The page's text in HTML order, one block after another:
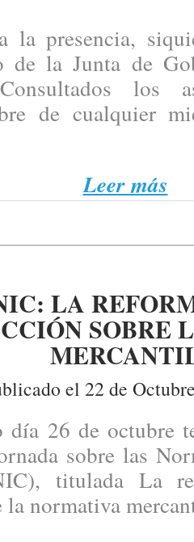
de la Junta de
los
de cualquier
Leer más
LA
SOBRE
el 22 de
26 de octubre
sobre las
titulada La
la normativa